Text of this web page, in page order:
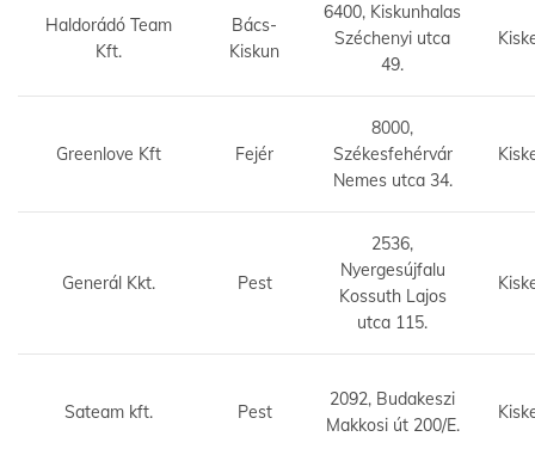
Haldorádó Team
Kft.
Bács-
Kiskun
6400, Kiskunhalas
Széchenyi utca
49.
Greenlove Kft Fejér
8000,
Székesfehérvár
Nemes utca 34.
Generál Kkt. Pest
2536,
Nyergesújfalu
Kossuth Lajos
utca 115.
Sateam kft. Pest
2092, Budakeszi
Makkosi út 200/E.